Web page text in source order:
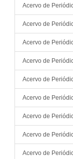
Acervo de
Acervo de
Acervo de
Acervo de
Acervo de
Acervo de
Acervo de
Acervo de
Acervo de